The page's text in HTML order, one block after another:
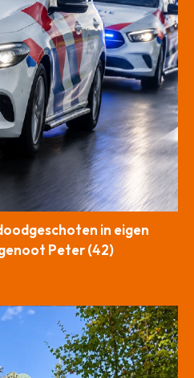
in eigen
Peter (42)